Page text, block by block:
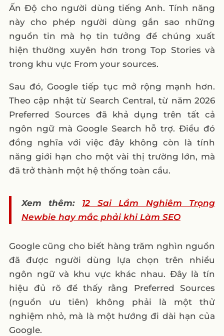
Ấn Độ cho người dùng tiếng Anh. Tính năng
này cho phép người dùng gắn sao những
nguồn tin mà họ tin tưởng để chúng xuất
hiện thường xuyên hơn trong Top Stories và
trong khu vực From your sources.
Sau đó, Google tiếp tục mở rộng mạnh hơn.
Theo cập nhật từ Search Central, từ năm 2026
Preferred Sources đã khả dụng trên tất cả
ngôn ngữ mà Google Search hỗ trợ. Điều đó
đồng nghĩa với việc đây không còn là tính
năng giới hạn cho một vài thị trường lớn, mà
đã trở thành một hệ thống toàn cầu.
Xem thêm: 12 Sai Lầm Nghiêm Trọng
Newbie hay mắc phải khi Làm SEO
Google cũng cho biết hàng trăm nghìn nguồn
đã được người dùng lựa chọn trên nhiều
ngôn ngữ và khu vực khác nhau. Đây là tín
hiệu đủ rõ để thấy rằng Preferred Sources
(nguồn ưu tiên) không phải là một thử
nghiệm nhỏ, mà là một hướng đi dài hạn của
Google.